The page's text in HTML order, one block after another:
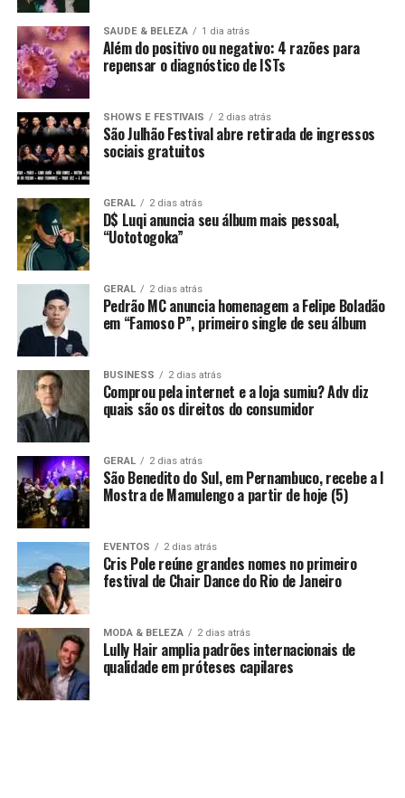
SAUDE & BELEZA 1 dia atrás
Além do positivo ou negativo: 4 razões para
repensar o diagnóstico de ISTs
SHOWS E FESTIVAIS 2 dias atrás
São Julhão Festival abre retirada de ingressos
sociais gratuitos
GERAL 2 dias atrás
D$ Luqi anuncia seu álbum mais pessoal,
“Uototogoka”
GERAL 2 dias atrás
Pedrão MC anuncia homenagem a Felipe Boladão
em “Famoso P”, primeiro single de seu álbum
BUSINESS 2 dias atrás
Comprou pela internet e a loja sumiu? Adv diz
quais são os direitos do consumidor
GERAL 2 dias atrás
São Benedito do Sul, em Pernambuco, recebe a I
Mostra de Mamulengo a partir de hoje (5)
EVENTOS 2 dias atrás
Cris Pole reúne grandes nomes no primeiro
festival de Chair Dance do Rio de Janeiro
MODA & BELEZA 2 dias atrás
Lully Hair amplia padrões internacionais de
qualidade em próteses capilares